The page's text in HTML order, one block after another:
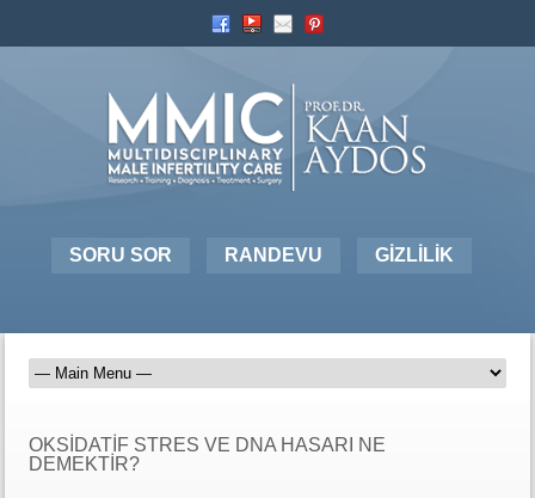
SORU SOR RANDEVU GİZLİLİK
OKSİDATİF STRES VE DNA HASARI NE
DEMEKTİR?